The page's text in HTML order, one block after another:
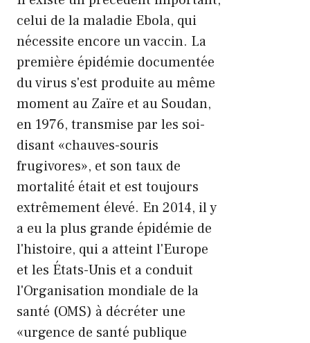
celui de la maladie Ebola, qui
nécessite encore un vaccin. La
première épidémie documentée
du virus s'est produite au même
moment au Zaïre et au Soudan,
en 1976, transmise par les soi-
disant «chauves-souris
frugivores», et son taux de
mortalité était et est toujours
extrêmement élevé. En 2014, il y
a eu la plus grande épidémie de
l'histoire, qui a atteint l'Europe
et les États-Unis et a conduit
l'Organisation mondiale de la
santé (OMS) à décréter une
«urgence de santé publique